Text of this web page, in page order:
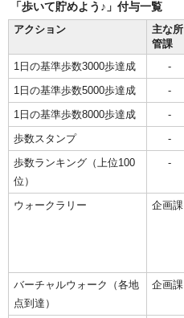
「歩いて貯めよう♪」付与一覧
アクション
主な所
管課
1日の基準歩数3000歩達成 -
1日の基準歩数5000歩達成
-
1日の基準歩数8000歩達成
-
歩数スタンプ
-
歩数ランキング（上位100
位）
-
ウォークラリー 企画課
バーチャルウォーク（各地
点到達）
企画課